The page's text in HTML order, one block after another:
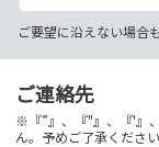
ご要望に沿えない場合
ご連絡先
※『”』、『"』、『'』
ん。予めご了承ください